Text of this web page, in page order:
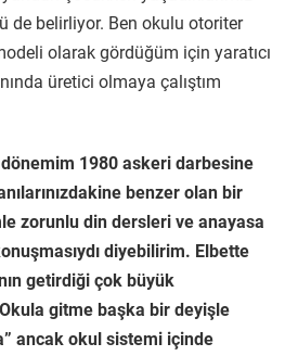
de belirliyor. Ben okulu otoriter
olarak gördüğüm için yaratıcı
üretici olmaya çalıştım
dönemim 1980 askeri darbesine
benzer olan bir
zorunlu din dersleri ve anayasa
diyebilirim. Elbette
getirdiği çok büyük
gitme başka bir deyişle
ancak okul sistemi içinde